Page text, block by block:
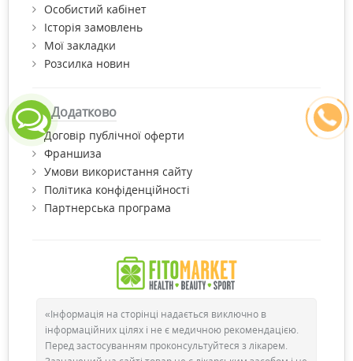
Особистий кабінет
Історія замовлень
Мої закладки
Розсилка новин
Додатково
Договір публічної оферти
Франшиза
Умови використання сайту
Політика конфіденційності
Партнерська програма
«Інформація на сторінці надається виключно в
інформаційних цілях і не є медичною рекомендацією.
Перед застосуванням проконсультуйтеся з лікарем.